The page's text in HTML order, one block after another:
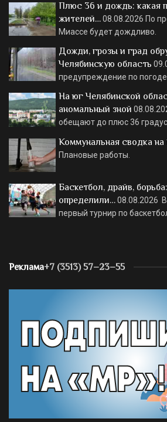
Плюс 36 и дождь: какая
жителей…08.08.2026 По
Миассе будет дождливо.
Дожди, грозы и град
Челябинскую область
предупреждение по
На юг Челябинской
аномальный зной
обещают до плюс 36
Коммунальная сводка на
Плановые работы.
Баскетбол, драйв,
определили…08.08.2026
первый турнир по
Реклама+7 (3513) 57–23–55